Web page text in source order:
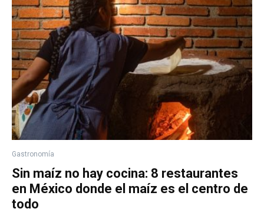
Gastronomía
Sin maíz no hay cocina: 8 restaurantes
en México donde el maíz es el centro de
todo